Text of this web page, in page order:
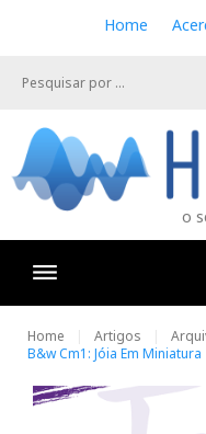
e
Home
o
Home Artigos
B&w Cm1: Jóia Em Miniatura